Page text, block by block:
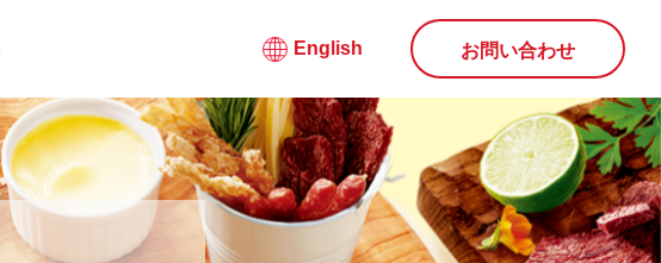
English お問い合わせ